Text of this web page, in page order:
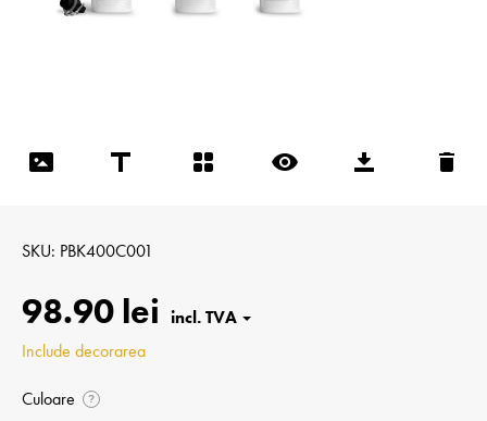
SKU PBK400C001
98.90 lei
Include decorarea
Culoare ?